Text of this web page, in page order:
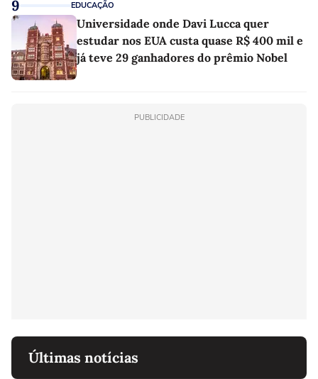
9 EDUCAÇÃO
Universidade onde Davi Lucca quer
estudar nos EUA custa quase R$ 400 mil e
já teve 29 ganhadores do prêmio Nobel
PUBLICIDADE
Últimas notícias